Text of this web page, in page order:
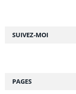
SUIVEZ-MOI
PAGES